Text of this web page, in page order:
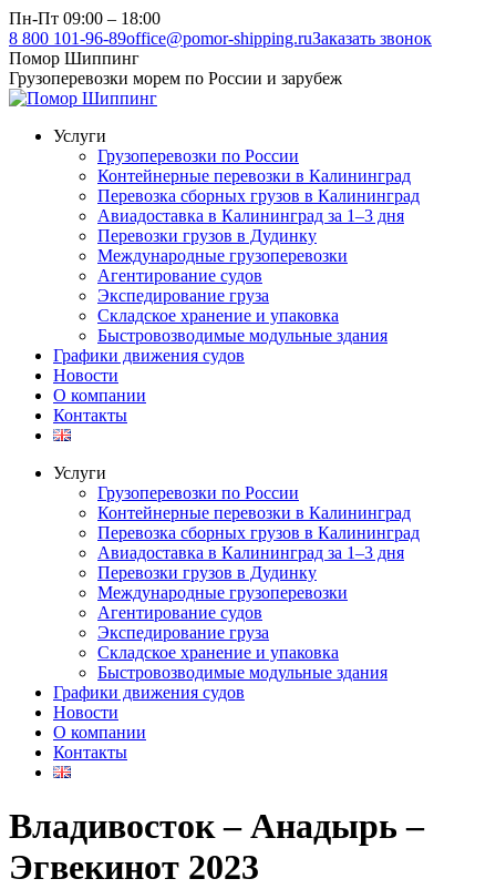
Перейти
к
содержанию
Пн-Пт 09:00 – 18:00
8 800 101-96-89office@pomor-shipping.ruЗаказать звонок
Помор Шиппинг
Грузоперевозки морем по России и зарубеж
Услуги
Грузоперевозки по России
Контейнерные перевозки в Калининград
Перевозка сборных грузов в Калининград
Авиадоставка в Калининград за 1–3 дня
Перевозки грузов в Дудинку
Международные грузоперевозки
Агентирование судов
Экспедирование груза
Складское хранение и упаковка
Быстровозводимые модульные здания
Графики движения судов
Новости
О компании
Контакты
Услуги
Грузоперевозки по России
Контейнерные перевозки в Калининград
Перевозка сборных грузов в Калининград
Авиадоставка в Калининград за 1–3 дня
Перевозки грузов в Дудинку
Международные грузоперевозки
Агентирование судов
Экспедирование груза
Складское хранение и упаковка
Быстровозводимые модульные здания
Графики движения судов
Новости
О компании
Контакты
Владивосток – Анадырь –
Эгвекинот 2023